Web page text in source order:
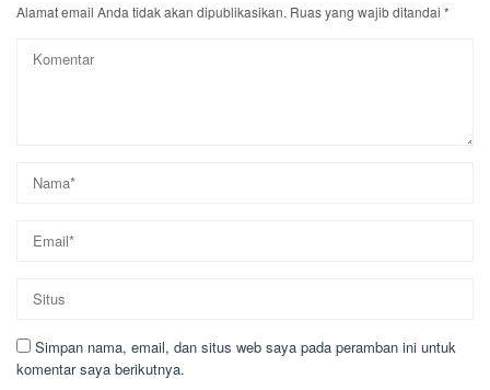
Alamat email Anda tidak akan dipublikasikan. Ruas yang wajib ditandai *
Simpan nama, email, dan situs web saya pada peramban ini untuk
komentar saya berikutnya.